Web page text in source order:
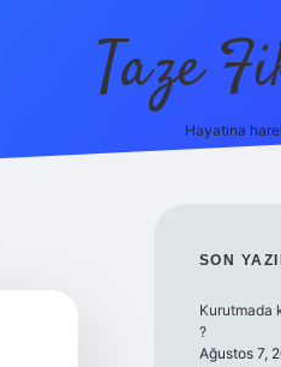
Taze
Hayatına
SON
Kurutmada
?
Ağustos 7,